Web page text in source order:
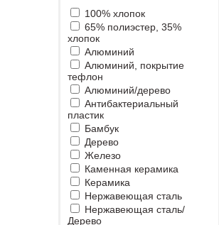
100% хлопок
65% полиэстер, 35%
хлопок
Алюминий
Алюминий, покрытие
тефлон
Алюминий/дерево
Антибактериальный
пластик
Бамбук
Дерево
Железо
Каменная керамика
Керамика
Нержавеющая сталь
Нержавеющая сталь/
Дерево